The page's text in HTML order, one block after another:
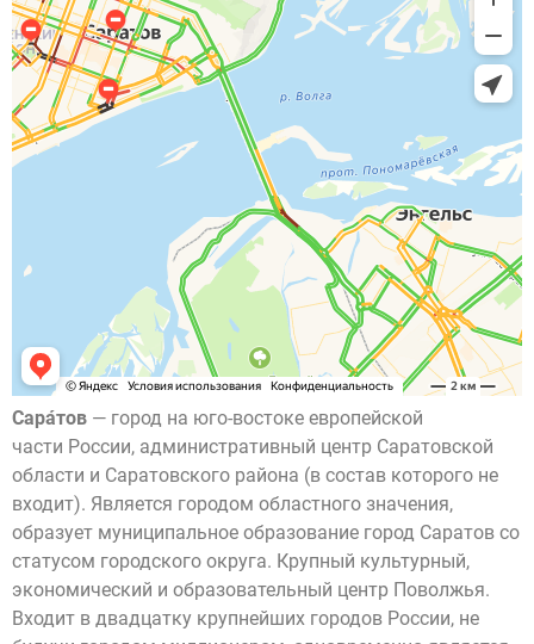
Сара́тов — город на юго-востоке европейской
части России, административный центр Саратовской
области и Саратовского района (в состав которого не
входит). Является городом областного значения,
образует муниципальное образование город Саратов со
статусом городского округа. Крупный культурный,
экономический и образовательный центр Поволжья.
Входит в двадцатку крупнейших городов России, не